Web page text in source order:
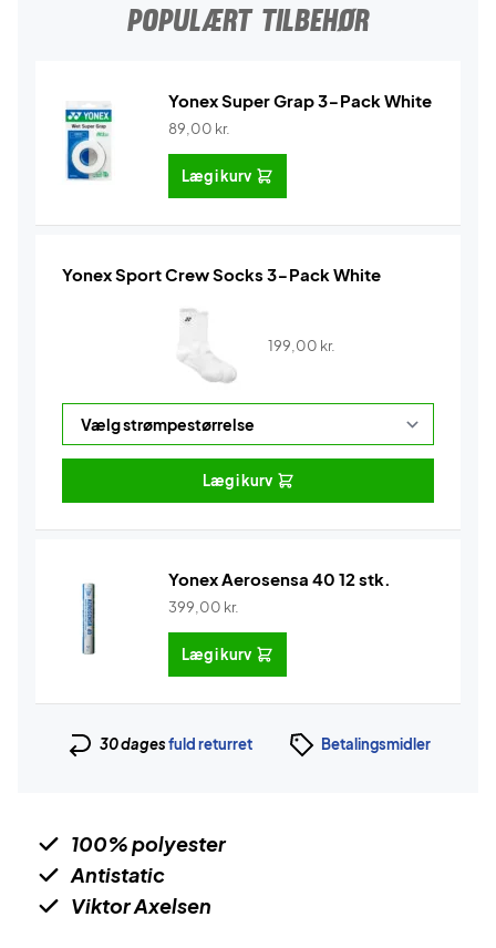
POPULÆRT TILBEHØR
Yonex Super Grap 3-Pack White
89,00 kr.
Læg i kurv
Yonex Sport Crew Socks 3-Pack White
199,00 kr.
Læg i kurv
Yonex Aerosensa 40 12 stk.
399,00 kr.
Læg i kurv
30 dagesfuld returret Betalingsmidler
100% polyester
Antistatic
Viktor Axelsen